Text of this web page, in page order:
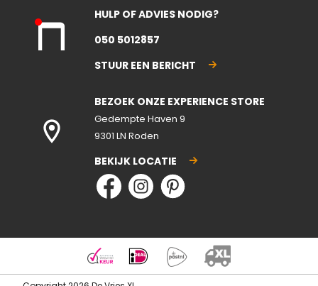
nte
ote
n
HULP OF ADVIES NODIG?
050 5012857
STUUR EEN BERICHT
BEZOEK ONZE EXPERIENCE STORE
Gedempte Haven 9
9301 LN Roden
BEKIJK LOCATIE